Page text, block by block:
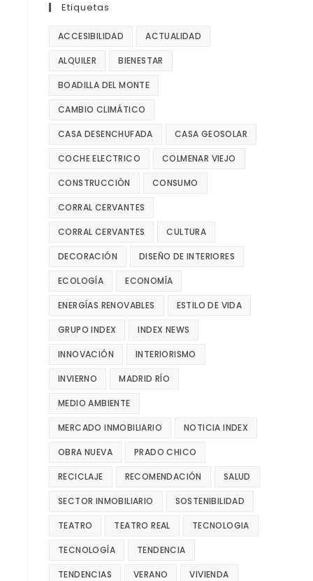
Etiquetas
ACCESIBILIDAD ACTUALIDAD
ALQUILER BIENESTAR
BOADILLA DEL MONTE
CAMBIO CLIMÁTICO
CASA DESENCHUFADA CASA GEOSOLAR
COCHE ELECTRICO COLMENAR VIEJO
CONSTRUCCIÓN CONSUMO
CORRAL CERVANTES
CORRAL CERVANTES CULTURA
DECORACIÓN DISEÑO DE INTERIORES
ECOLOGÍA ECONOMÍA
ENERGÍAS RENOVABLES ESTILO DE VIDA
GRUPO INDEX INDEX NEWS
INNOVACIÓN INTERIORISMO
INVIERNO MADRID RÍO
MEDIO AMBIENTE
MERCADO INMOBILIARIO NOTICIA INDEX
OBRA NUEVA PRADO CHICO
RECICLAJE RECOMENDACIÓN SALUD
SECTOR INMOBILIARIO SOSTENIBILIDAD
TEATRO TEATRO REAL TECNOLOGIA
TECNOLOGÍA TENDENCIA
TENDENCIAS VERANO VIVIENDA